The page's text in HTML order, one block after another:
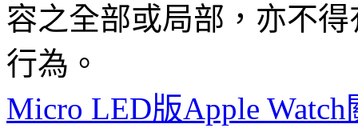
容之全部或局部，亦不
行為。
Micro LED版Apple